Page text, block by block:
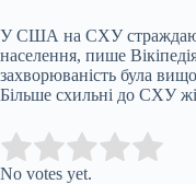
У США на СХУ
населення, пише
захворюваність була
Більше схильні до СХУ
Rate this item:
No votes yet.